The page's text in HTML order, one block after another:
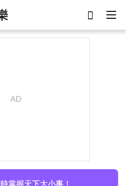
掌握天下大小事！